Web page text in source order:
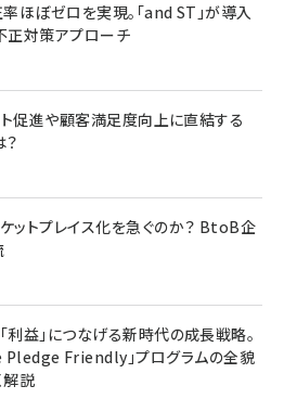
ほぼゼロを実現。「and ST」が導入
対策アプローチ
促進や顧客満足度向上に直結する
ットプレイス化を急ぐのか？ BtoB企
益」につなげる新時代の成長戦略。
Friendly」プログラムの全貌
解説